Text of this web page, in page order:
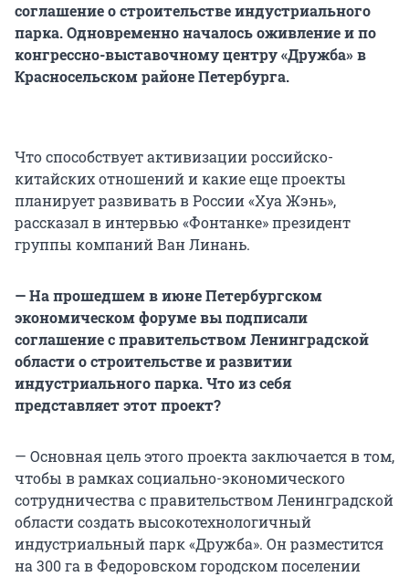
соглашение о строительстве индустриального
парка. Одновременно началось оживление и по
конгрессно-выставочному центру «Дружба» в
Красносельском районе Петербурга.
Что способствует активизации российско-
китайских отношений и какие еще проекты
планирует развивать в России «Хуа Жэнь»,
рассказал в интервью «Фонтанке» президент
группы компаний Ван Линань.
— На прошедшем в июне Петербургском
экономическом форуме вы подписали
соглашение с правительством Ленинградской
области о строительстве и развитии
индустриального парка. Что из себя
представляет этот проект?
— Основная цель этого проекта заключается в том,
чтобы в рамках социально-экономического
сотрудничества с правительством Ленинградской
области создать высокотехнологичный
индустриальный парк «Дружба». Он разместится
на 300 га в Федоровском городском поселении